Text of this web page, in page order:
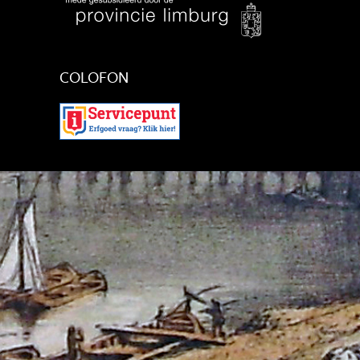
Augustus 2024
April 2024
Maart 2024
Januari 2024
December 2023
November 2023
Oktober 2023
September 2023
Augustus 2023
Juli 2023
Juni 2023
COLOFON